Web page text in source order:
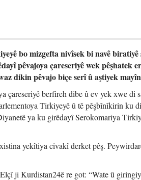
bo mizgefta nivîsek bi navê
pêvajoya çareseriyê wek pêşhatek
dikin pêvajo biçe serî û aştiyek
çareseriyê berfireh dibe û ev yek xwe di
Tirkiyeyê û tê pêşbînîkirin ku
ya ku girêdayî Serokomariya
yekîtiya civakî derket pêş.
ji Kurdistan24ê re got: “Wate û